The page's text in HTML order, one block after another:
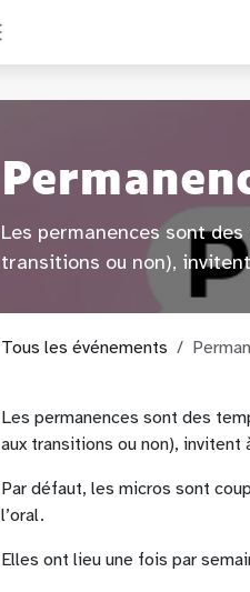
Les permanences sont
transitions ou non),
Tous les événements
Les permanences sont des
aux transitions ou non), invitent
Par défaut, les micros sont
l’oral.
Elles ont lieu une fois par